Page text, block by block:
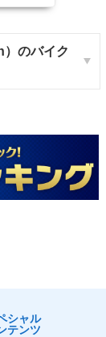
のバイク
シャル
テンツ